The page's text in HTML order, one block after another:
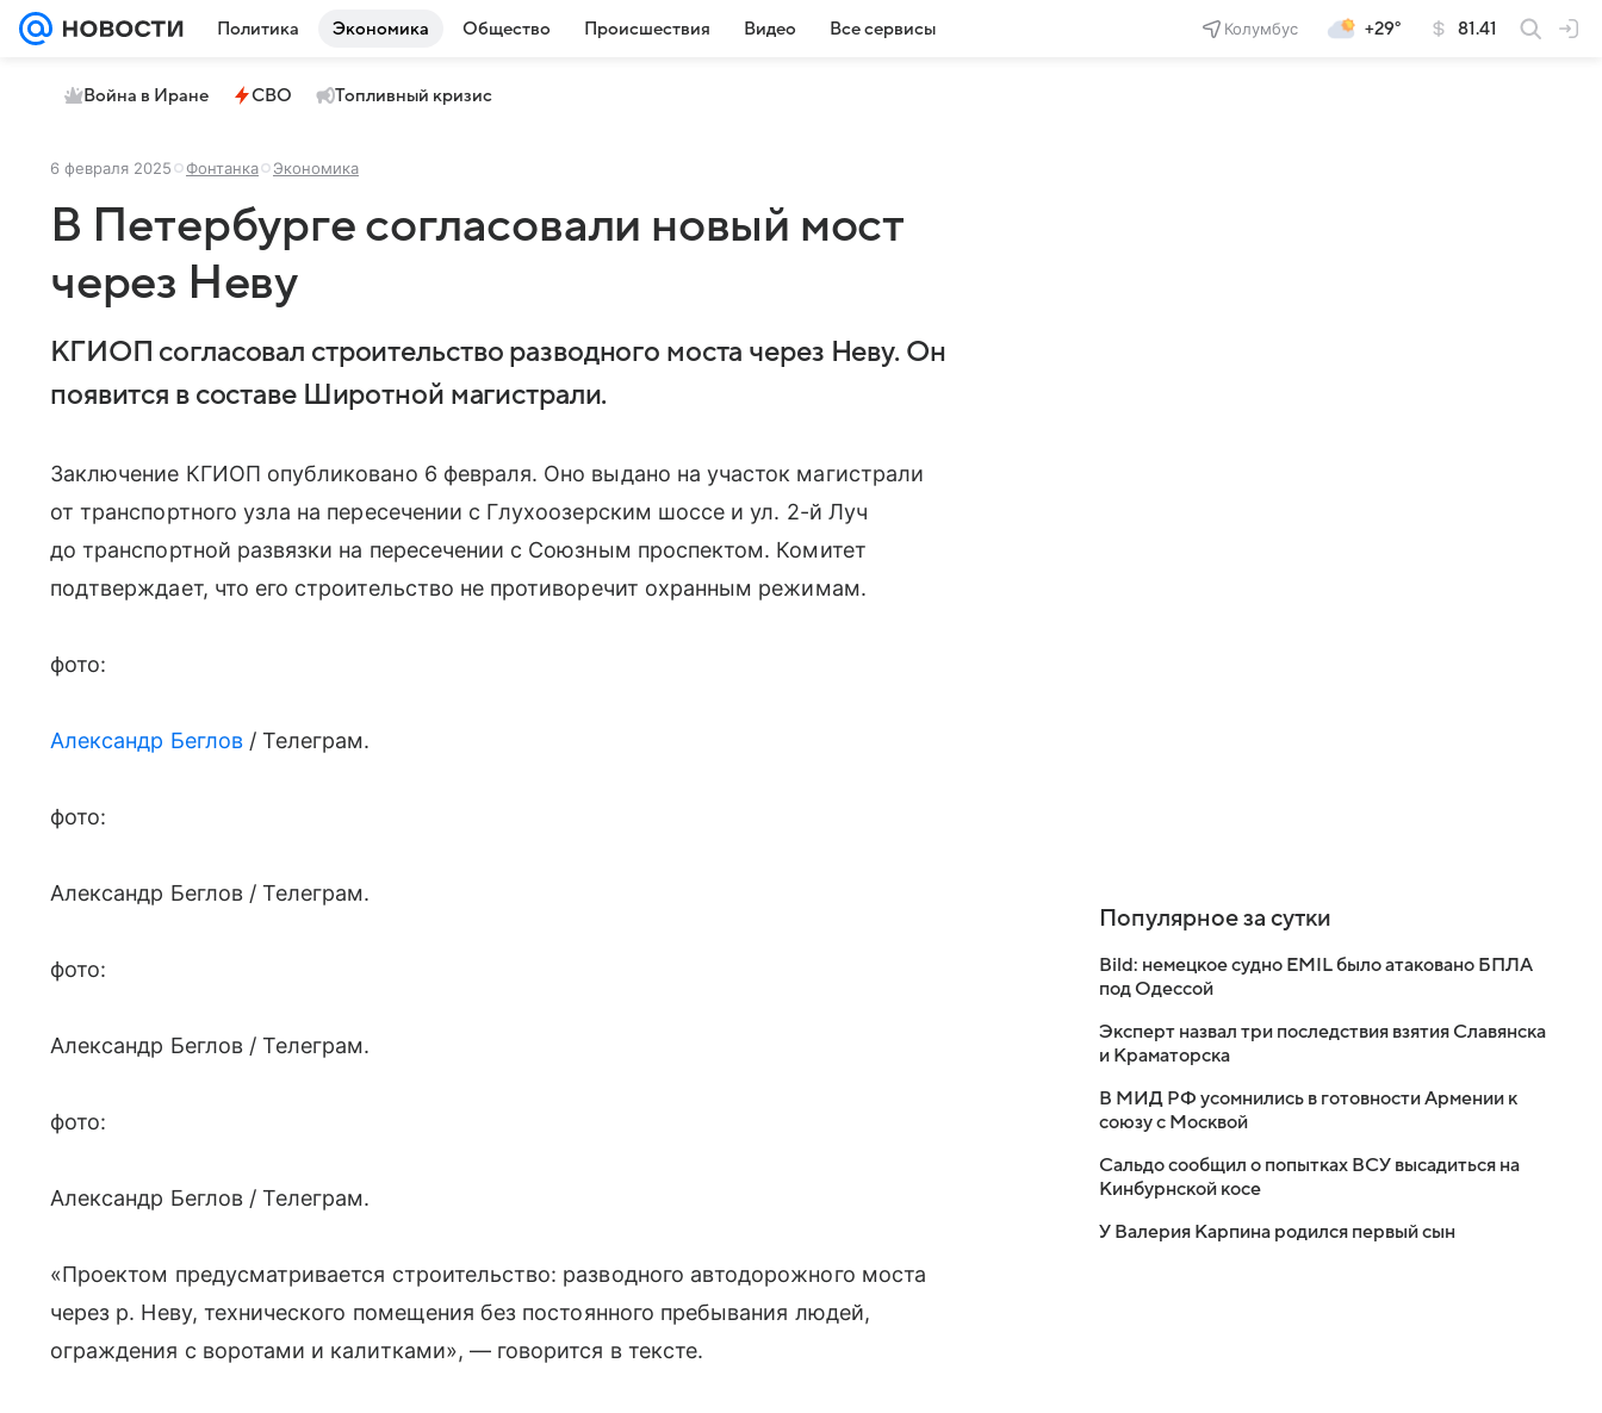
Политика Экономика Общество Происшествия Видео Все сервисы Колумбус +29° 81.41
Война в Иране СВО Топливный кризис
6 февраля 2025 Фонтанка Экономика
В Петербурге согласовали новый мост
через Неву
КГИОП согласовал строительство разводного моста через Неву. Он
появится в составе Широтной магистрали.
Заключение КГИОП опубликовано 6 февраля. Оно выдано на участок магистрали
от транспортного узла на пересечении с Глухоозерским шоссе и ул. 2-й Луч
до транспортной развязки на пересечении с Союзным проспектом. Комитет
подтверждает, что его строительство не противоречит охранным режимам.
фото:
Александр Беглов/ Телеграм.
фото:
Александр Беглов / Телеграм.
фото:
Александр Беглов / Телеграм.
фото:
Александр Беглов / Телеграм.
«Проектом предусматривается строительство: разводного автодорожного моста
через р. Неву, технического помещения без постоянного пребывания людей,
ограждения с воротами и калитками», — говорится в тексте.
Популярное за сутки
Bild: немецкое судно EMIL было атаковано БПЛА
под Одессой
Эксперт назвал три последствия взятия Славянска
и Краматорска
В МИД РФ усомнились в готовности Армении к
союзу с Москвой
Сальдо сообщил о попытках ВСУ высадиться на
Кинбурнской косе
У Валерия Карпина родился первый сын